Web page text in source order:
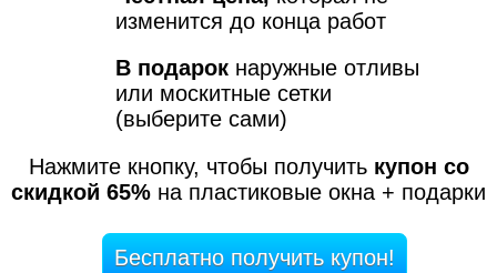
изменится до конца работ
В подарок наружные отливы
или москитные сетки
(выберите сами)
Нажмите кнопку, чтобы получить купон со
скидкой 65% на пластиковые окна + подарки
Бесплатно получить купон!